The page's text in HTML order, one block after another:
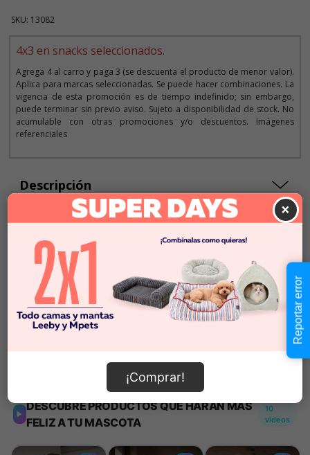
SKU: 13082
4x3 en snacks seleccionados.
Agrega 4 al carro y paga 3 (se descuenta el producto de menor valor).
Aplica para marcas seleccionadas. Se puede hacer combinaciones. La
vigencia de esta promoción es de tiempo indefinido; sin embargo,
puede terminar sin previo aviso. Sujeto a disponibilidad de stock. No
acumulable con otras promociones y/o descuentos. Imágenes
referenciales
Descripción
Cantidad:
-
En Stock
Añadir al carrito
Información de envío
×
¡Comprar!
Reportar error